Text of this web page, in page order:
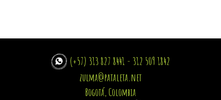
(+57) 313 827 8441 - 312 509 1842
zulma@pataleta.net
Bogotá, Colombia